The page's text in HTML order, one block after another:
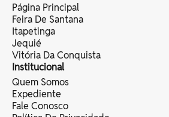
Página Principal
Feira De Santana
Itapetinga
Jequié
Vitória Da Conquista
Institucional
Quem Somos
Expediente
Fale Conosco